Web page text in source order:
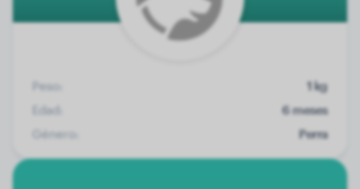
Peso:
1 kg
Edad:
6 meses
Género:
Perra